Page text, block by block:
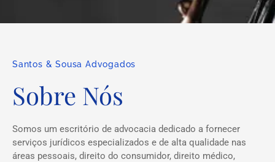
Santos & Sousa Advogados
Sobre Nós
Somos um escritório de advocacia dedicado a fornecer
serviços jurídicos especializados e de alta qualidade nas
áreas pessoais, direito do consumidor, direito médico,